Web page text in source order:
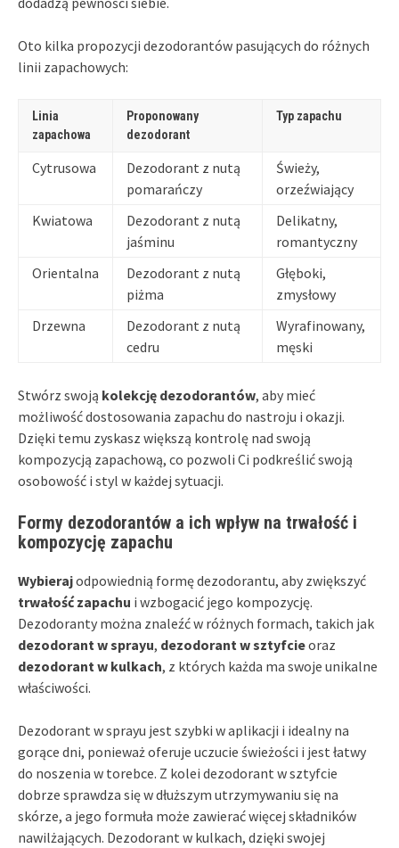
Oto kilka propozycji dezodorantów pasujących do różnych
linii zapachowych:
Linia
zapachowa
Proponowany
dezodorant
Typ zapachu
Cytrusowa
Dezodorant z nutą
pomarańczy
Świeży,
orzeźwiający
Kwiatowa
Dezodorant z nutą
jaśminu
Delikatny,
romantyczny
Orientalna
Dezodorant z nutą
piżma
Głęboki,
zmysłowy
Drzewna
Dezodorant z nutą
cedru
Wyrafinowany,
męski
Stwórz swoją kolekcję dezodorantów, aby mieć
możliwość dostosowania zapachu do nastroju i okazji.
Dzięki temu zyskasz większą kontrolę nad swoją
kompozycją zapachową, co pozwoli Ci podkreślić swoją
osobowość i styl w każdej sytuacji.
Formy dezodorantów a ich wpływ na trwałość i
kompozycję zapachu
Wybierajodpowiednią formę dezodorantu, aby zwiększyć
trwałość zapachu i wzbogacić jego kompozycję.
Dezodoranty można znaleźć w różnych formach, takich jak
dezodorant w sprayu, dezodorant w sztyfcieoraz
dezodorant w kulkach, z których każda ma swoje unikalne
właściwości.
Dezodorant w sprayu jest szybki w aplikacji i idealny na
gorące dni, ponieważ oferuje uczucie świeżości i jest łatwy
do noszenia w torebce. Z kolei dezodorant w sztyfcie
dobrze sprawdza się w dłuższym utrzymywaniu się na
skórze, a jego formuła może zawierać więcej składników
nawilżających. Dezodorant w kulkach, dzięki swojej